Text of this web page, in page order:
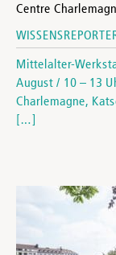
Centre
Mittelalter-
August / 10 – 13
Charlemagne,
[…]